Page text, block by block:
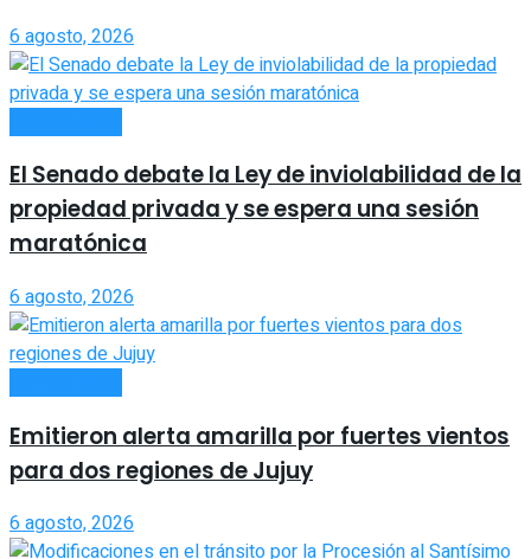
6 agosto, 2026
El Senado debate la Ley de inviolabilidad de la
propiedad privada y se espera una sesión
maratónica
6 agosto, 2026
Emitieron alerta amarilla por fuertes vientos
para dos regiones de Jujuy
6 agosto, 2026